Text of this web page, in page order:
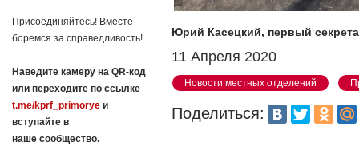
Присоединяйтесь! Вместе
боремся за справедливость!
Наведите камеру на QR-код
или переходите по ссылке
t.me/kprf_primorye и
вступайте в
наше сообщество.
Юрий Касецкий, первый
11 Апреля 2020
Новости местных отделений
Поделиться: